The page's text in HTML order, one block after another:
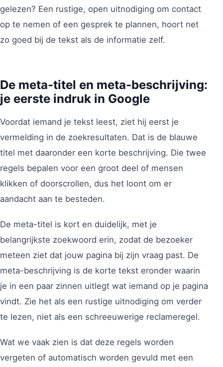
gelezen? Een rustige, open uitnodiging om contact
op te nemen of een gesprek te plannen, hoort net
zo goed bij de tekst als de informatie zelf.
De meta-titel en meta-beschrijving:
je eerste indruk in Google
Voordat iemand je tekst leest, ziet hij eerst je
vermelding in de zoekresultaten. Dat is de blauwe
titel met daaronder een korte beschrijving. Die twee
regels bepalen voor een groot deel of mensen
klikken of doorscrollen, dus het loont om er
aandacht aan te besteden.
De meta-titel is kort en duidelijk, met je
belangrijkste zoekwoord erin, zodat de bezoeker
meteen ziet dat jouw pagina bij zijn vraag past. De
meta-beschrijving is de korte tekst eronder waarin
je in een paar zinnen uitlegt wat iemand op je pagina
vindt. Zie het als een rustige uitnodiging om verder
te lezen, niet als een schreeuwerige reclameregel.
Wat we vaak zien is dat deze regels worden
vergeten of automatisch worden gevuld met een